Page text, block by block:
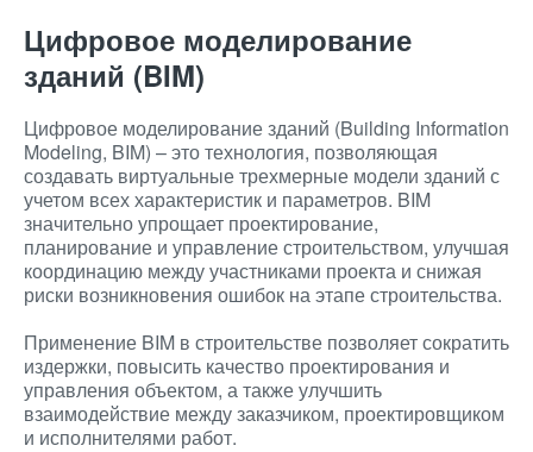
Цифровое моделирование
зданий (BIM)
Цифровое моделирование зданий (Building Information
Modeling, BIM) – это технология, позволяющая
создавать виртуальные трехмерные модели зданий с
учетом всех характеристик и параметров. BIM
значительно упрощает проектирование,
планирование и управление строительством, улучшая
координацию между участниками проекта и снижая
риски возникновения ошибок на этапе строительства.
Применение BIM в строительстве позволяет сократить
издержки, повысить качество проектирования и
управления объектом, а также улучшить
взаимодействие между заказчиком, проектировщиком
и исполнителями работ.